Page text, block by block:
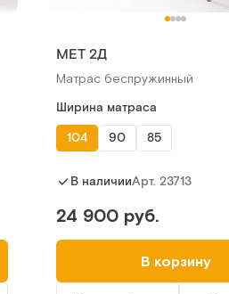
MET 2Д
Матрас беспружинный
Ширина матраса
104
90 85
В наличииАрт. 23713
24 900 руб.
В корзину